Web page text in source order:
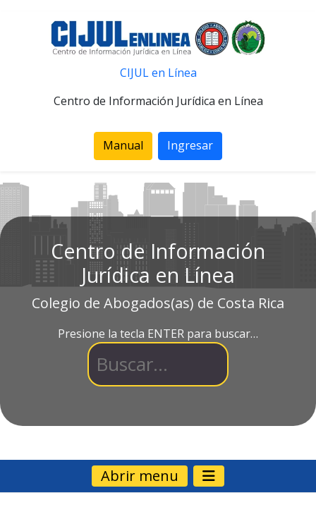
CIJUL en Línea
Centro de Información Jurídica en Línea
Manual Ingresar
Centro de Información
Jurídica en Línea
Colegio de Abogados(as) de Costa Rica
Presione la tecla ENTER para buscar…
Abrir menu